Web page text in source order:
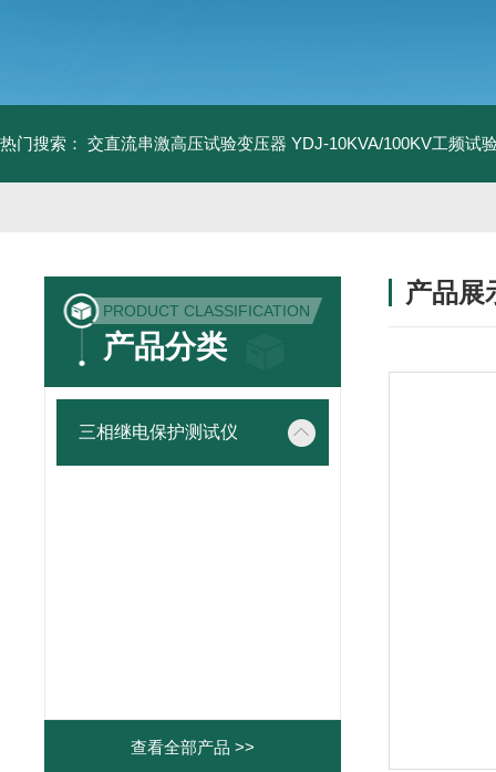
热门搜索： 交直流串激高压试验变压器 YDJ-10KVA/100KV工频试
PRODUCT CLASSIFICATION
产品分类
三相继电保护测试仪
查看全部产品 >>
产品展